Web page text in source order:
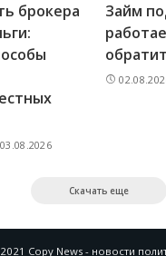
брокера
03.08.2026
Займ
Скачать еще
Copy News - новости